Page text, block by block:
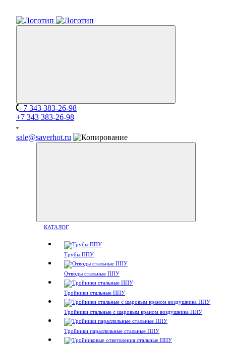
+7 343 383-26-98
+7 343 383-26-98
sale@saverhot.ru
КАТАЛОГ
Трубы ППУ
Отводы стальные ППУ
Тройники стальные ППУ
Тройники стальные с шаровым краном воздушника ППУ
Тройники параллельные стальные ППУ